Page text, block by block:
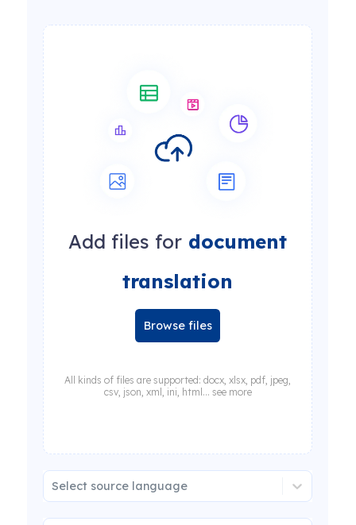
Add files for document
translation
Browse files
All kinds of files are supported: docx, xlsx, pdf, jpeg,
csv, json, xml, ini, html... see more
Select source language